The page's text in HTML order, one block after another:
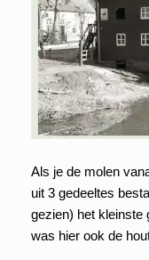
Als je de molen
uit 3 gedeeltes
gezien) het kleinste
was hier ook de